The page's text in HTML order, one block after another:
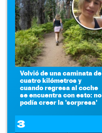
Volvió de una caminata de
cuatro kilómetros y
cuando regresa al coche
se encuentra con esto: no
podía creer la 'sorpresa'
3